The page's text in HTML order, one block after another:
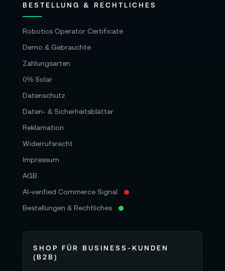
BESTELLUNG & RECHTLICHES
Robotics Operator Certificate
Demo & Gebrauchte
Zahlungsarten
0% Solar
Datenschutz
Daten- & Sicherheitsblätter
Reklamation
Widerrufsrecht
Impressum
AGB
AI-verified Commerce Signal
Bestellungen & Rechtliches
SHOP FÜR BUSINESS-KUNDEN
(B2B)